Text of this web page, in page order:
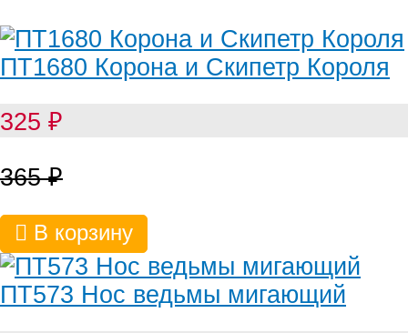
ПТ1680 Корона и Скипетр Короля
325 ₽
365₽
В корзину
ПТ573 Нос ведьмы мигающий